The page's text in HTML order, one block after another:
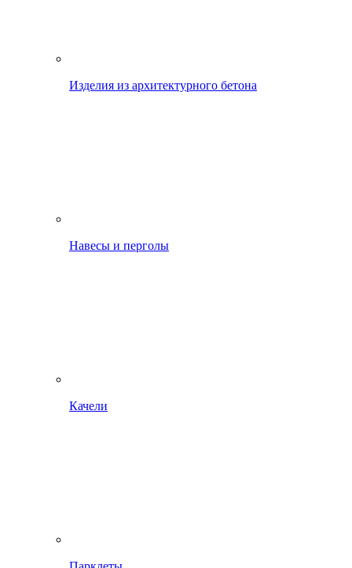
Изделия из архитектурного бетона
Навесы и перголы
Качели